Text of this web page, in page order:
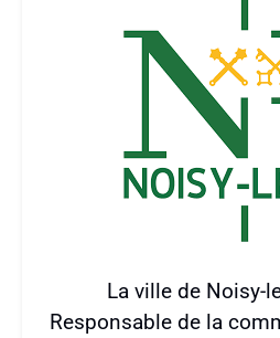
La ville de Noisy-
Responsable de la